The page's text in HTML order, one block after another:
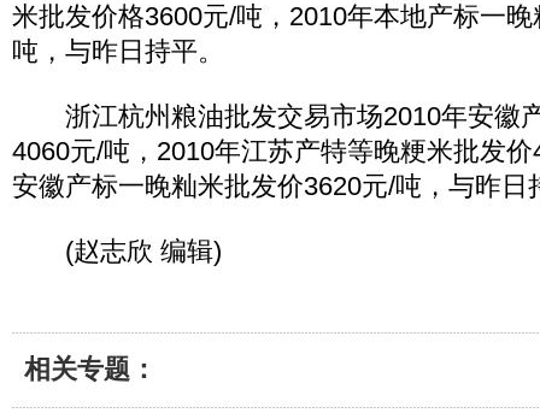
米批发价格3600元/吨，2010年本地产标一
吨，与昨日持平。
浙江杭州粮油批发交易市场2010年安徽
4060元/吨，2010年江苏产特等晚粳米批发
安徽产标一晚籼米批发价3620元/吨，与昨日
(赵志欣 编辑)
相关专题：